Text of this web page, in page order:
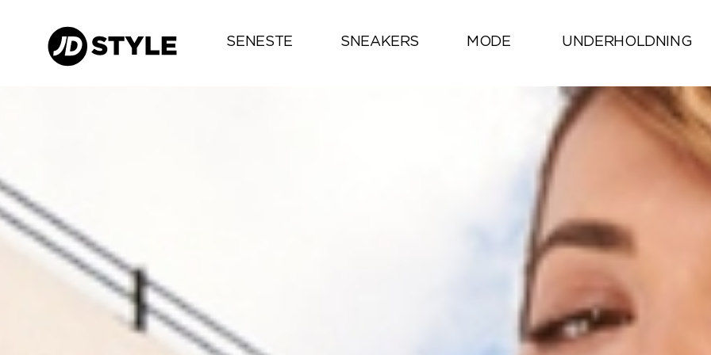
SENESTE SNEAKERS MODE UNDERHOLDNING